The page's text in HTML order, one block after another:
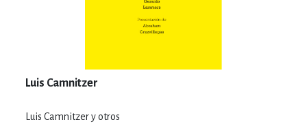
Luis Camnitzer
Luis Camnitzer y otros